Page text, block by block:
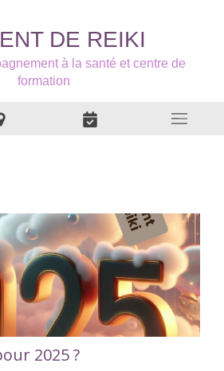
DE REIKI
à la santé et centre de
formation
2025 ?